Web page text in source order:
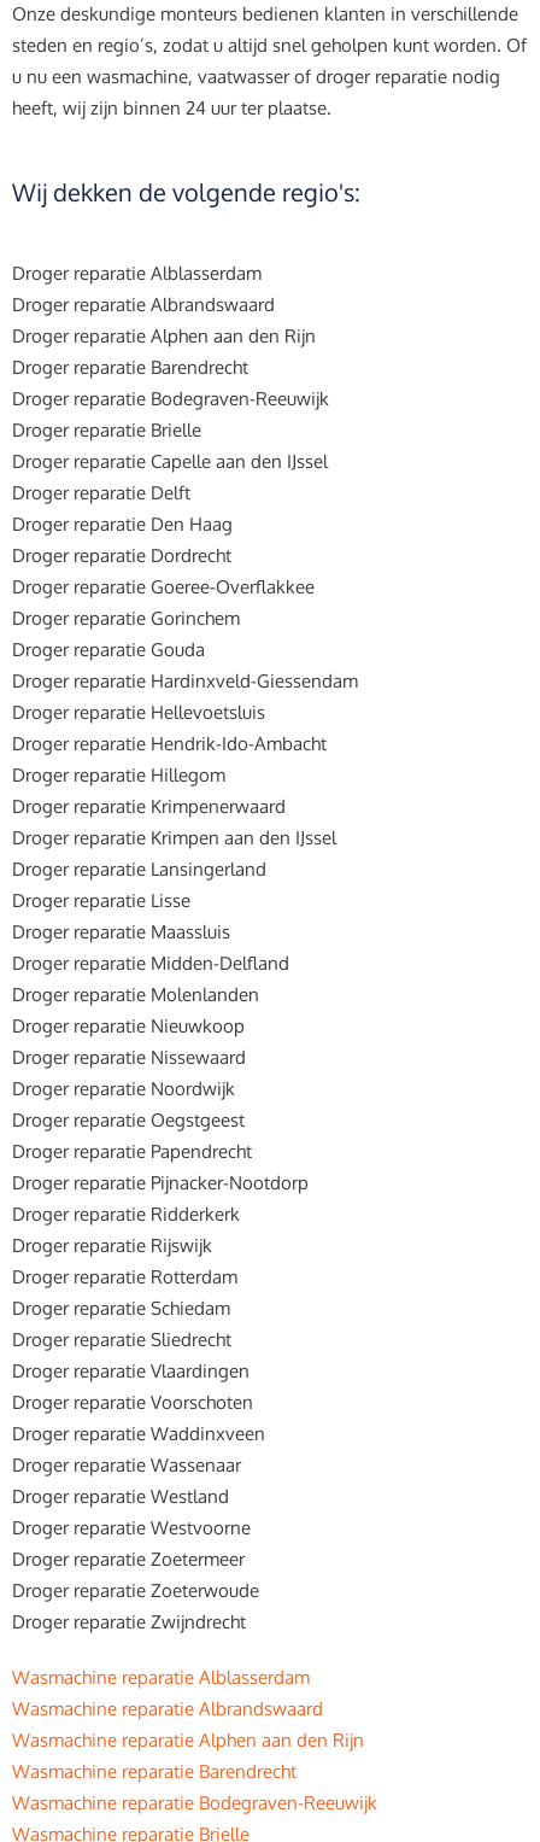
Onze deskundige monteurs bedienen klanten in verschillende
steden en regio’s, zodat u altijd snel geholpen kunt worden. Of
u nu een wasmachine, vaatwasser of droger reparatie nodig
heeft, wij zijn binnen 24 uur ter plaatse.
Wij dekken de volgende regio's:
Droger reparatie Alblasserdam
Droger reparatie Albrandswaard
Droger reparatie Alphen aan den Rijn
Droger reparatie Barendrecht
Droger reparatie Bodegraven-Reeuwijk
Droger reparatie Brielle
Droger reparatie Capelle aan den IJssel
Droger reparatie Delft
Droger reparatie Den Haag
Droger reparatie Dordrecht
Droger reparatie Goeree-Overflakkee
Droger reparatie Gorinchem
Droger reparatie Gouda
Droger reparatie Hardinxveld-Giessendam
Droger reparatie Hellevoetsluis
Droger reparatie Hendrik-Ido-Ambacht
Droger reparatie Hillegom
Droger reparatie Krimpenerwaard
Droger reparatie Krimpen aan den IJssel
Droger reparatie Lansingerland
Droger reparatie Lisse
Droger reparatie Maassluis
Droger reparatie Midden-Delfland
Droger reparatie Molenlanden
Droger reparatie Nieuwkoop
Droger reparatie Nissewaard
Droger reparatie Noordwijk
Droger reparatie Oegstgeest
Droger reparatie Papendrecht
Droger reparatie Pijnacker-Nootdorp
Droger reparatie Ridderkerk
Droger reparatie Rijswijk
Droger reparatie Rotterdam
Droger reparatie Schiedam
Droger reparatie Sliedrecht
Droger reparatie Vlaardingen
Droger reparatie Voorschoten
Droger reparatie Waddinxveen
Droger reparatie Wassenaar
Droger reparatie Westland
Droger reparatie Westvoorne
Droger reparatie Zoetermeer
Droger reparatie Zoeterwoude
Droger reparatie Zwijndrecht
Wasmachine reparatie Alblasserdam
Wasmachine reparatie Albrandswaard
Wasmachine reparatie Alphen aan den Rijn
Wasmachine reparatie Barendrecht
Wasmachine reparatie Bodegraven-Reeuwijk
Wasmachine reparatie Brielle